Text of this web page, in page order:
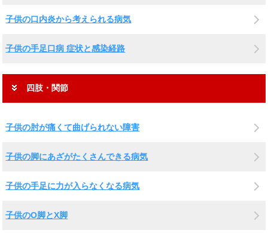
子供の口内炎から考えられる病気
子供の手足口病 症状と感染経路
四肢・関節
子供の肘が痛くて曲げられない障害
子供の脚にあざがたくさんできる病気
子供の手足に力が入らなくなる病気
子供のO脚とX脚